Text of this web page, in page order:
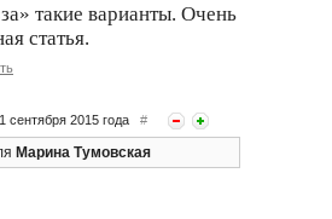
такие варианты. Очень
статья.
сентября 2015 года #
Марина Тумовская